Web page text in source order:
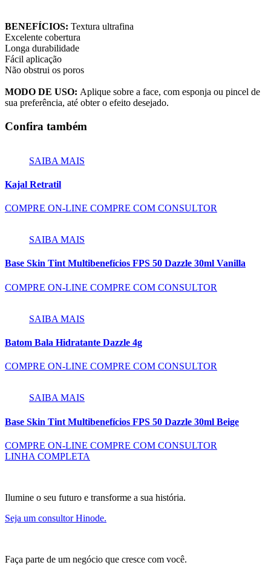
BENEFÍCIOS: Textura ultrafina
Excelente cobertura
Longa durabilidade
Fácil aplicação
Não obstrui os poros
MODO DE USO: Aplique sobre a face, com esponja ou pincel de
sua preferência, até obter o efeito desejado.
Confira também
SAIBA MAIS
Kajal Retratil
COMPRE ON-LINE COMPRE COM CONSULTOR
SAIBA MAIS
Base Skin Tint Multibenefícios FPS 50 Dazzle 30ml Vanilla
COMPRE ON-LINE COMPRE COM CONSULTOR
SAIBA MAIS
Batom Bala Hidratante Dazzle 4g
COMPRE ON-LINE COMPRE COM CONSULTOR
SAIBA MAIS
Base Skin Tint Multibenefícios FPS 50 Dazzle 30ml Beige
COMPRE ON-LINE COMPRE COM CONSULTOR
LINHA COMPLETA
Ilumine o seu futuro e transforme a sua história.
Seja um consultor Hinode.
Faça parte de um negócio que cresce com você.